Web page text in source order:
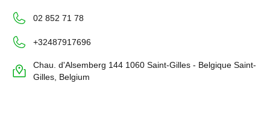
02 852 71 78
+32487917696
Chau. d'Alsemberg 144 1060 Saint-Gilles - Belgique Saint-
Gilles, Belgium